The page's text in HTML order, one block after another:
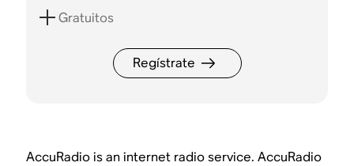
Gratuitos
Regístrate
AccuRadio is an internet radio service. AccuRadio